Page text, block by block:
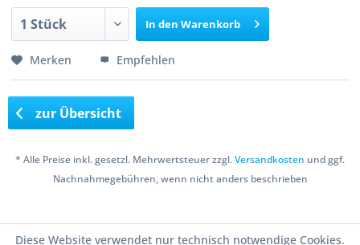
In den Warenkorb
Merken Empfehlen
zur Übersicht
* Alle Preise inkl. gesetzl. Mehrwertsteuer zzgl.Versandkosten und ggf.
Nachnahmegebühren, wenn nicht anders beschrieben
Diese Website verwendet nur technisch notwendige Cookies.